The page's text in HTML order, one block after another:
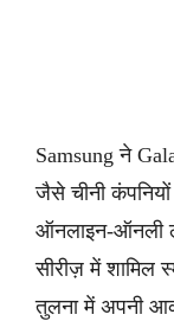
Samsung ने
जैसे चीनी
ऑनलाइन-ऑनली
सीरीज़ में शामिल
तुलना में अपनी